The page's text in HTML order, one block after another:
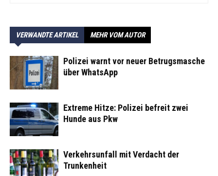
VERWANDTE ARTIKEL MEHR VOM AUTOR
Polizei warnt vor neuer Betrugsmasche
über WhatsApp
Extreme Hitze: Polizei befreit zwei
Hunde aus Pkw
Verkehrsunfall mit Verdacht der
Trunkenheit